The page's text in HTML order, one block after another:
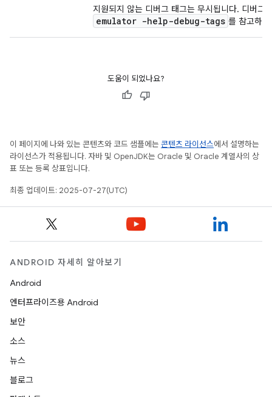
지원되지 않는 디버그 태그는 무시됩니다. 디버그
emulator -help-debug-tags 를 참고하
도움이 되었나요?
이 페이지에 나와 있는 콘텐츠와 코드 샘플에는 콘텐츠 라이선스에서 설명하는
라이선스가 적용됩니다. 자바 및 OpenJDK는 Oracle 및 Oracle 계열사의 상
표 또는 등록 상표입니다.
최종 업데이트: 2025-07-27(UTC)
ANDROID 자세히 알아보기
Android
엔터프라이즈용 Android
보안
소스
뉴스
블로그